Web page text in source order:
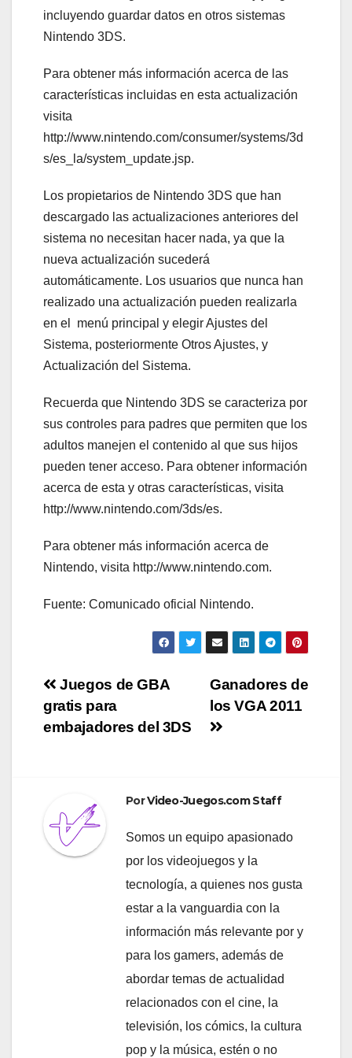
incluyendo guardar datos en otros sistemas
Nintendo 3DS.
Para obtener más información acerca de las
características incluidas en esta actualización
visita
http://www.nintendo.com/consumer/systems/3d
s/es_la/system_update.jsp.
Los propietarios de Nintendo 3DS que han
descargado las actualizaciones anteriores del
sistema no necesitan hacer nada, ya que la
nueva actualización sucederá
automáticamente. Los usuarios que nunca han
realizado una actualización pueden realizarla
en el menú principal y elegir Ajustes del
Sistema, posteriormente Otros Ajustes, y
Actualización del Sistema.
Recuerda que Nintendo 3DS se caracteriza por
sus controles para padres que permiten que los
adultos manejen el contenido al que sus hijos
pueden tener acceso. Para obtener información
acerca de esta y otras características, visita
http://www.nintendo.com/3ds/es.
Para obtener más información acerca de
Nintendo, visita http://www.nintendo.com.
Fuente: Comunicado oficial Nintendo.
Navegación
de
Ganadores de
los VGA 2011
Juegos de GBA
gratis para
embajadores del 3DS
PorVideo-Juegos.com Staff
Somos un equipo apasionado
por los videojuegos y la
tecnología, a quienes nos gusta
estar a la vanguardia con la
información más relevante por y
para los gamers, además de
abordar temas de actualidad
relacionados con el cine, la
televisión, los cómics, la cultura
pop y la música, estén o no